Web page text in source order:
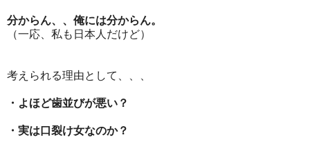
分からん、、俺には分からん。
（一応、私も日本人だけど）
考えられる理由として、、、
・よほど歯並びが悪い？
・実は口裂け女なのか？